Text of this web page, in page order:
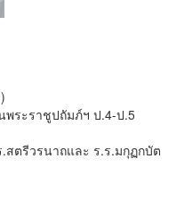
ระราชูปถัมภ์ฯ ป.4-ป.5
สตรีวรนาถและ ร.ร.มกุฏกบัต